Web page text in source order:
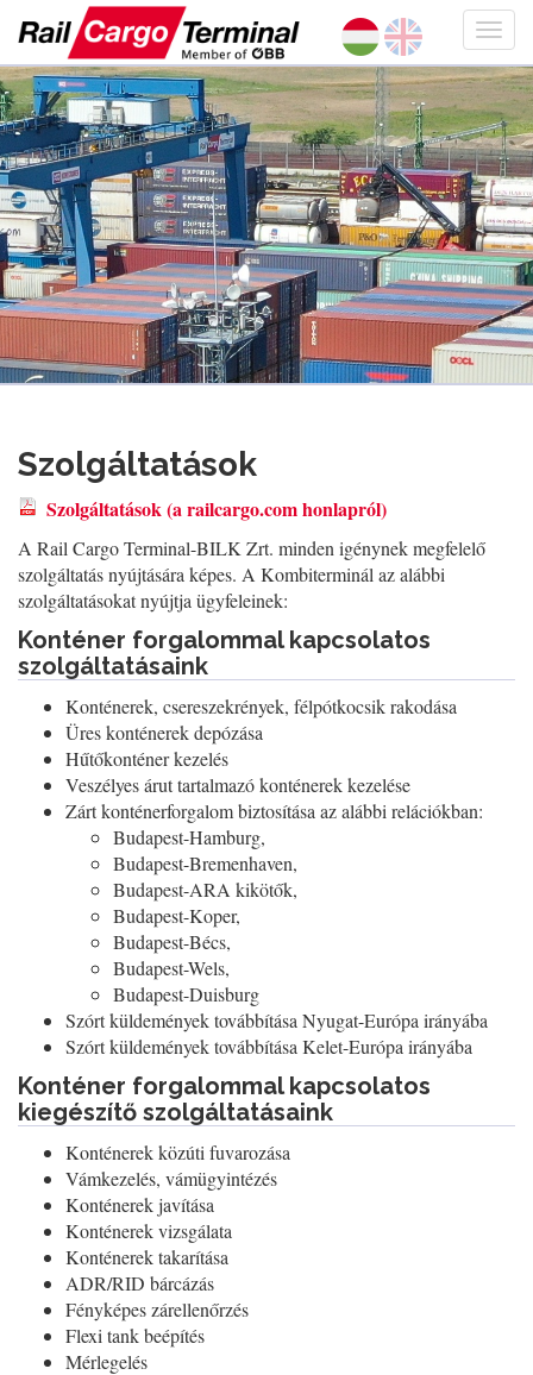
Szolgáltatások
Szolgáltatások (a railcargo.com honlapról)
A Rail Cargo Terminal-BILK Zrt. minden igénynek megfelelő
szolgáltatás nyújtására képes. A Kombiterminál az alábbi
szolgáltatásokat nyújtja ügyfeleinek:
Konténer forgalommal kapcsolatos
szolgáltatásaink
Konténerek, csereszekrények, félpótkocsik rakodása
Üres konténerek depózása
Hűtőkonténer kezelés
Veszélyes árut tartalmazó konténerek kezelése
Zárt konténerforgalom biztosítása az alábbi relációkban:
Budapest-Hamburg,
Budapest-Bremenhaven,
Budapest-ARA kikötők,
Budapest-Koper,
Budapest-Bécs,
Budapest-Wels,
Budapest-Duisburg
Szórt küldemények továbbítása Nyugat-Európa irányába
Szórt küldemények továbbítása Kelet-Európa irányába
Konténer forgalommal kapcsolatos
kiegészítő szolgáltatásaink
Konténerek közúti fuvarozása
Vámkezelés, vámügyintézés
Konténerek javítása
Konténerek vizsgálata
Konténerek takarítása
ADR/RID bárcázás
Fényképes zárellenőrzés
Flexi tank beépítés
Mérlegelés